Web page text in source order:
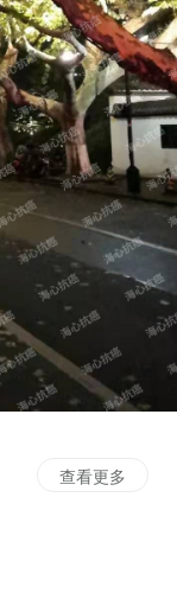
查看更多